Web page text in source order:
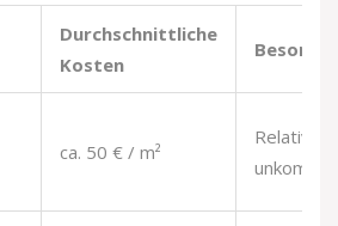
Durchschnittliche
Kosten
ca. 50 € / m²
Relativ